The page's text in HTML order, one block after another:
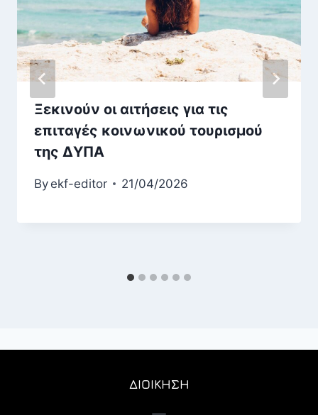
Ξεκινούν οι αιτήσεις για τις
επιταγές κοινωνικού τουρισμού
της ΔΥΠΑ
By ekf-editor 21/04/2026
ΔΙΟΙΚΗΣΗ